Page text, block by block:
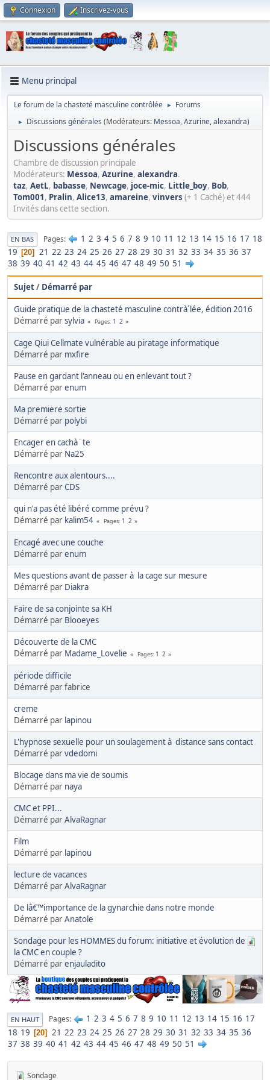
Connexion Inscrivez-vous
Menu principal
Le forum de la chasteté masculine contrôlée ► Forums
► Discussions générales (Modérateurs: Messoa,Azurine,alexandra)
Discussions générales
Chambre de discussion principale
Modérateurs: Messoa, Azurine, alexandra.
taz, AetL, babasse, Newcage, joce-mic, Little_boy, Bob,
Tom001, Pralin, Alice13, amareine, vinvers (+ 1 Caché) et 444
Invités dans cette section.
EN BAS Pages 1 2 3 4 5 6 7 8 9 10 11 12 13 14 15 16 17 18
19
20 21 22 23 24 25 26 27 28 29 30 31 32 33 34 35 36 37
38 39 40 41 42 43 44 45 46 47 48 49 50 51
Sujet/ Démarré par
Guide pratique de la chasteté masculine contrà´lée, édition 2016
Démarré parsylvia Pages 1 2
Cage Qiui Cellmate vulnérable au piratage informatique
Démarré par mxfire
Pause en gardant l'anneau ou en enlevant tout ?
Démarré parenum
Ma premiere sortie
Démarré par polybi
Encager en cachà¨te
Démarré par Na25
Rencontre aux alentours....
Démarré parCDS
qui n'a pas été libéré comme prévu ?
Démarré par kalim54 Pages 1 2
Encagé avec une couche
Démarré parenum
Mes questions avant de passer à la cage sur mesure
Démarré par Diakra
Faire de sa conjointe sa KH
Démarré par Blooeyes
Découverte de la CMC
Démarré par Madame_Lovelie Pages 1 2
période difficile
Démarré par fabrice
creme
Démarré par lapinou
L'hypnose sexuelle pour un soulagement à distance sans contact
Démarré parvdedomi
Blocage dans ma vie de soumis
Démarré par naya
CMC et PPI...
Démarré parAlvaRagnar
Film
Démarré par lapinou
lecture de vacances
Démarré parAlvaRagnar
De lâ€™importance de la gynarchie dans notre monde
Démarré parAnatole
Sondage pour les HOMMES du forum: initiative et évolution de
la CMC en couple ?
Démarré parenjauladito
EN HAUT Pages 1 2 3 4 5 6 7 8 9 10 11 12 13 14 15 16 17
18 19 20 21 22 23 24 25 26 27 28 29 30 31 32 33 34 35 36
37 38 39 40 41 42 43 44 45 46 47 48 49 50 51
Sondage